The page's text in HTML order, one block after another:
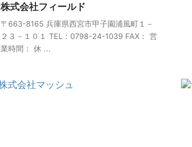
株式会社フィールド
〒663-8165 兵庫県西宮市甲子園浦風町１－
２３－１０１ TEL：0798-24-1039 FAX： 営
業時間： 休 ...